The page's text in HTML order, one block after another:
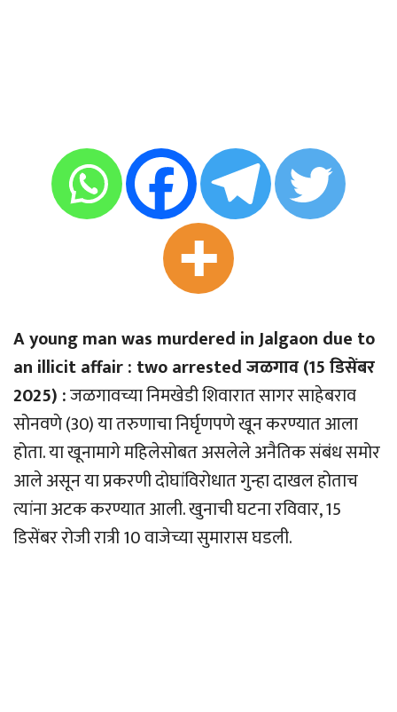
A young man was murdered in Jalgaon due to
an illicit affair : two arrested जळगाव (15 डिसेंबर
2025) :जळगावच्या निमखेडी शिवारात सागर साहेबराव
सोनवणे (30) या तरुणाचा निर्घृणपणे खून करण्यात आला
होता. या खूनामागे महिलेसोबत असलेले अनैतिक संबंध समोर
आले असून या प्रकरणी दोघांविरोधात गुन्हा दाखल होताच
त्यांना अटक करण्यात आली. खुनाची घटना रविवार, 15
डिसेंबर रोजी रात्री 10 वाजेच्या सुमारास घडली.